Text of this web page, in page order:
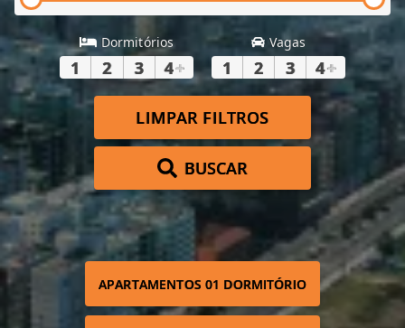
Dormitórios
1 2 3 4+
Vagas
1 2 3 4+
LIMPAR FILTROS
BUSCAR
APARTAMENTOS 01 DORMITÓRIO